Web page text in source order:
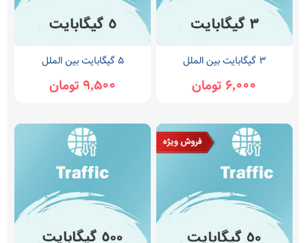
۳ گیگابایت بین الملل
6,000 تومان
5 گیگابایت بین الملل
9,500 تومان